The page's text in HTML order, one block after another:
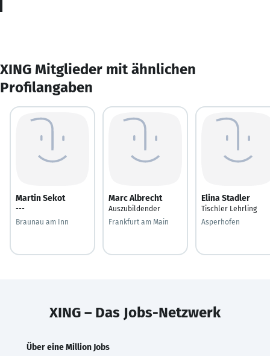
XING Mitglieder mit ähnlichen
Profilangaben
Martin Sekot
---
Braunau am Inn
Marc Albrecht
Auszubildender
Frankfurt am Main
Elina Stadler
Tischler Lehrling
Asperhofen
XING – Das Jobs-Netzwerk
Über eine Million Jobs